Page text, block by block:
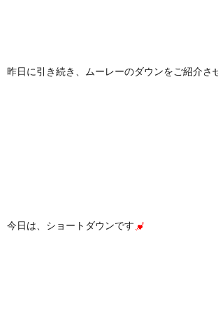
昨日に引き続き、ムーレーのダウンをご紹介さ
今日は、ショートダウンです